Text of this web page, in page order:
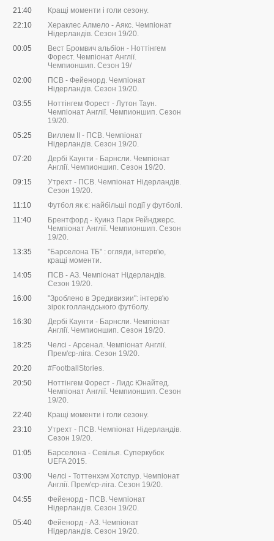
21:40
Кращі моменти і голи сезону.
22:10
Хераклес Алмело - Аякс. Чемпіонат
Нідерландів. Сезон 19/20.
00:05
Вест Бромвич альбіон - Ноттінгем
Форест. Чемпіонат Англії.
Чемпионшип. Сезон 19/
02:00
ПСВ - Фейенорд. Чемпіонат
Нідерландів. Сезон 19/20.
03:55
Ноттінгем Форест - Лутон Таун.
Чемпіонат Англії. Чемпионшип. Сезон
19/20.
05:25
Виллем II - ПСВ. Чемпіонат
Нідерландів. Сезон 19/20.
07:20
Дербі Каунти - Барнсли. Чемпіонат
Англії. Чемпионшип. Сезон 19/20.
09:15
Утрехт - ПСВ. Чемпіонат Нідерландів.
Сезон 19/20.
11:10
Футбол як є: найбільші події у футболі.
11:40
Брентфорд - Куинз Парк Рейнджерс.
Чемпіонат Англії. Чемпионшип. Сезон
19/20.
13:35
"Барселона ТБ" : огляди, інтерв'ю,
кращі моменти.
14:05
ПСВ - АЗ. Чемпіонат Нідерландів.
Сезон 19/20.
16:00
"Зроблено в Эредивизии": інтерв'ю
зірок голландського футболу.
16:30
Дербі Каунти - Барнсли. Чемпіонат
Англії. Чемпионшип. Сезон 19/20.
18:25
Челсі - Арсенал. Чемпіонат Англії.
Прем'єр-ліга. Сезон 19/20.
20:20
#FootballStories.
20:50
Ноттінгем Форест - Лидс Юнайтед.
Чемпіонат Англії. Чемпионшип. Сезон
19/20.
22:40
Кращі моменти і голи сезону.
23:10
Утрехт - ПСВ. Чемпіонат Нідерландів.
Сезон 19/20.
01:05
Барселона - Севілья. Суперкубок
UEFA 2015.
03:00
Челсі - Тоттенхэм Хотспур. Чемпіонат
Англії. Прем'єр-ліга. Сезон 19/20.
04:55
Фейенорд - ПСВ. Чемпіонат
Нідерландів. Сезон 19/20.
05:40
Фейенорд - АЗ. Чемпіонат
Нідерландів. Сезон 19/20.